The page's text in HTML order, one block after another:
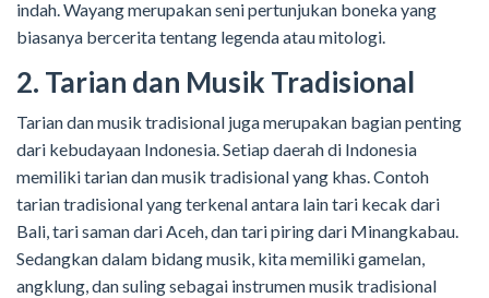
indah. Wayang merupakan seni pertunjukan boneka yang
biasanya bercerita tentang legenda atau mitologi.
2. Tarian dan Musik Tradisional
Tarian dan musik tradisional juga merupakan bagian penting
dari kebudayaan Indonesia. Setiap daerah di Indonesia
memiliki tarian dan musik tradisional yang khas. Contoh
tarian tradisional yang terkenal antara lain tari kecak dari
Bali, tari saman dari Aceh, dan tari piring dari Minangkabau.
Sedangkan dalam bidang musik, kita memiliki gamelan,
angklung, dan suling sebagai instrumen musik tradisional